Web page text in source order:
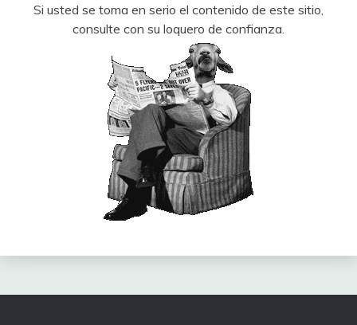
Si usted se toma en serio el contenido de este sitio,
consulte con su loquero de confianza.